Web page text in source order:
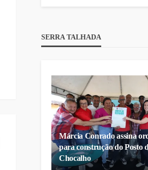
SERRA TALHADA
Márcia Conrado assina
para construção do Posto
Chocalho